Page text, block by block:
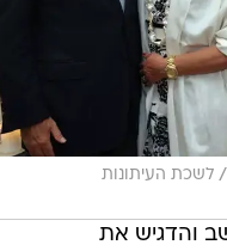
/ לשכת העיתונות
והדגיש את